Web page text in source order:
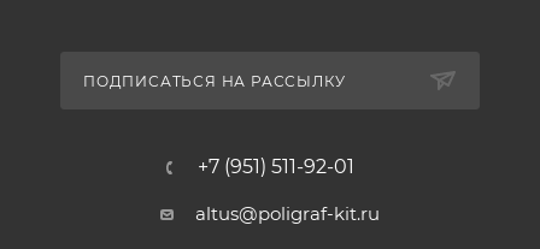
ПОДПИСАТЬСЯ НА РАССЫЛКУ
+7 (951) 511-92-01
altus@poligraf-kit.ru